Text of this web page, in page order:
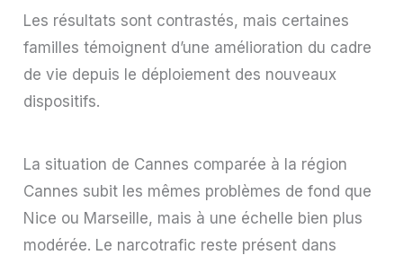
Les résultats sont contrastés, mais certaines
familles témoignent d’une amélioration du cadre
de vie depuis le déploiement des nouveaux
dispositifs.
La situation de Cannes comparée à la région
Cannes subit les mêmes problèmes de fond que
Nice ou Marseille, mais à une échelle bien plus
modérée. Le narcotrafic reste présent dans